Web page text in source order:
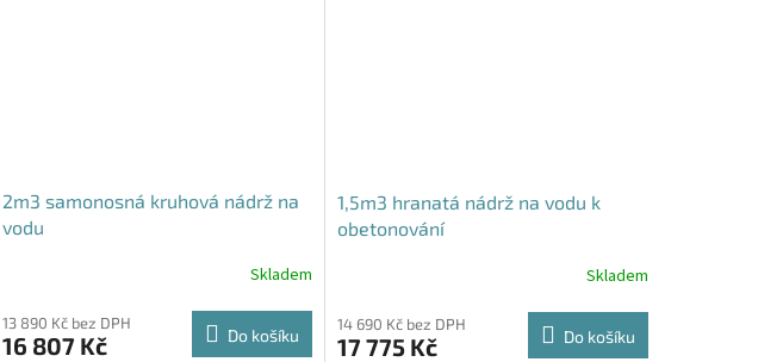
2m3 samonosná kruhová nádrž na
vodu
Skladem
13 890 Kč bez DPH
16 807 Kč Do košíku
1,5m3 hranatá nádrž na vodu k
obetonování
Skladem
14 690 Kč bez DPH
17 775 Kč Do košíku